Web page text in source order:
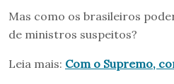
Mas como os brasileiros
de ministros suspeitos?
Leia mais: Com o Supremo,